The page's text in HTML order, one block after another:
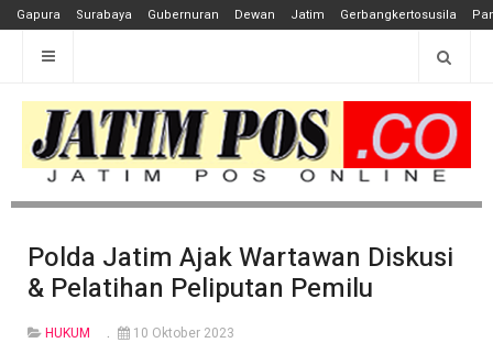
Gapura Surabaya Gubernuran Dewan Jatim Gerbangkertosusila
Polda Jatim Ajak Wartawan Diskusi
& Pelatihan Peliputan Pemilu
HUKUM 10 Oktober 2023